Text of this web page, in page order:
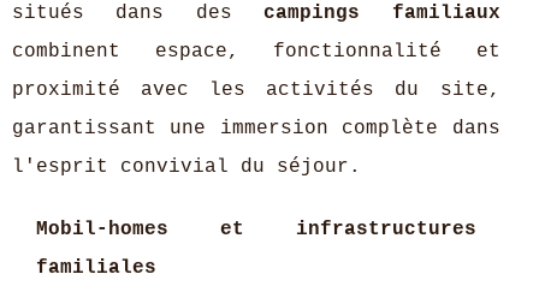
situés dans descampings familiaux
combinent espace, fonctionnalité et
proximité avec les activités du site,
garantissant une immersion complète dans
l'esprit convivial du séjour.
Mobil-homes et infrastructures
familiales